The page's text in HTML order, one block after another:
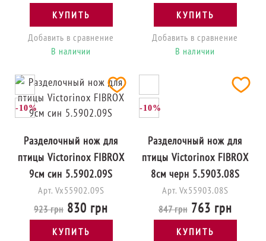
КУПИТЬ
Добавить в сравнение
В наличии
КУПИТЬ
Добавить в сравнение
В наличии
-10%
Разделочный нож для
птицы Victorinox FIBROX
9см син 5.5902.09S
Арт. Vx55902.09S
923 грн 830 грн
КУПИТЬ
-10%
Разделочный нож для
птицы Victorinox FIBROX
8см черн 5.5903.08S
Арт. Vx55903.08S
847 грн763 грн
КУПИТЬ